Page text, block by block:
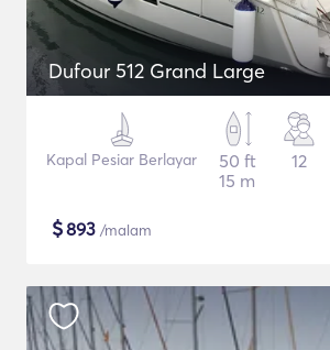
Dufour 512 Grand Large
Kapal Pesiar Berlayar
50 ft
15 m
12
$893 /malam